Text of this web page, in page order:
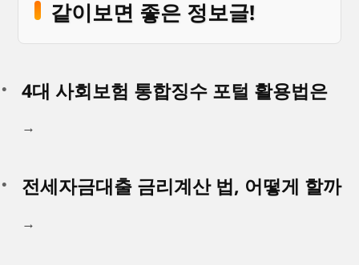
같이보면 좋은 정보글!
4대 사회보험 통합징수 포털 활용법은
→
전세자금대출 금리계산 법, 어떻게 할까
→